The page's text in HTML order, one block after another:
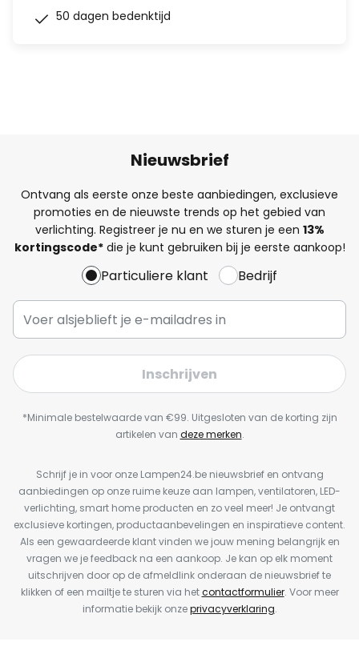
50 dagen bedenktijd
Nieuwsbrief
Ontvang als eerste onze beste aanbiedingen, exclusieve
promoties en de nieuwste trends op het gebied van
verlichting. Registreer je nu en we sturen je een 13%
kortingscode*die je kunt gebruiken bij je eerste aankoop!
Particuliere klant Bedrijf
Inschrijven
*Minimale bestelwaarde van €99. Uitgesloten van de korting zijn
artikelen van deze merken.
Schrijf je in voor onze Lampen24.be nieuwsbrief en ontvang
aanbiedingen op onze ruime keuze aan lampen, ventilatoren, LED-
verlichting, smart home producten en zo veel meer! Je ontvangt
exclusieve kortingen, productaanbevelingen en inspiratieve content.
Als een gewaardeerde klant vinden we jouw mening belangrijk en
vragen we je feedback na een aankoop. Je kan op elk moment
uitschrijven door op de afmeldlink onderaan de nieuwsbrief te
klikken of een mailtje te sturen via hetcontactformulier. Voor meer
informatie bekijk onzeprivacyverklaring.